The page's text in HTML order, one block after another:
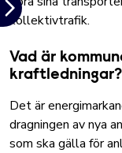
kollektivtrafik.
Vad är
kraftledningar?
Det är
dragningen av nya
som ska gälla för